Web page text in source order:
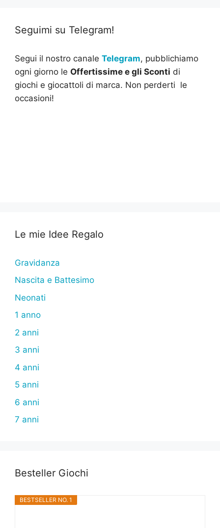
Seguimi su Telegram!
Segui il nostro canale Telegram, pubblichiamo
ogni giorno le Offertissime e gli Sconti di
giochi e giocattoli di marca. Non perderti le
occasioni!
Le mie Idee Regalo
Gravidanza
Nascita e Battesimo
Neonati
1 anno
2 anni
3 anni
4 anni
5 anni
6 anni
7 anni
Besteller Giochi
BESTSELLER NO. 1